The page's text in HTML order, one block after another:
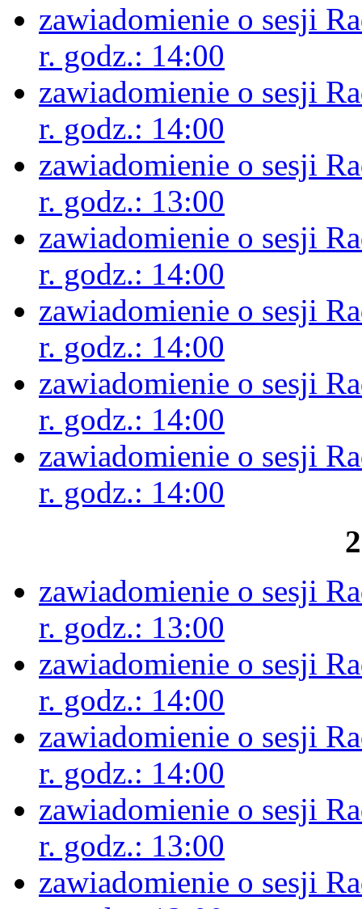
zawiadomienie o sesji
r. godz.: 14:00
zawiadomienie o sesji
r. godz.: 14:00
zawiadomienie o sesji
r. godz.: 13:00
zawiadomienie o sesji
r. godz.: 14:00
zawiadomienie o sesji
r. godz.: 14:00
zawiadomienie o sesji
r. godz.: 14:00
zawiadomienie o sesji
r. godz.: 14:00
zawiadomienie o sesji
r. godz.: 13:00
zawiadomienie o sesji
r. godz.: 14:00
zawiadomienie o sesji
r. godz.: 14:00
zawiadomienie o sesji
r. godz.: 13:00
zawiadomienie o sesji